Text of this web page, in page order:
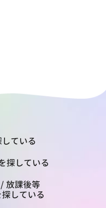
ている
探している
放課後等
している